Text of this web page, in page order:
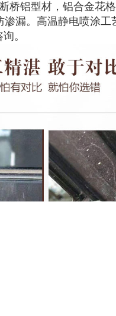
桥铝型材，铝合金花
漏。高温静电喷涂
。